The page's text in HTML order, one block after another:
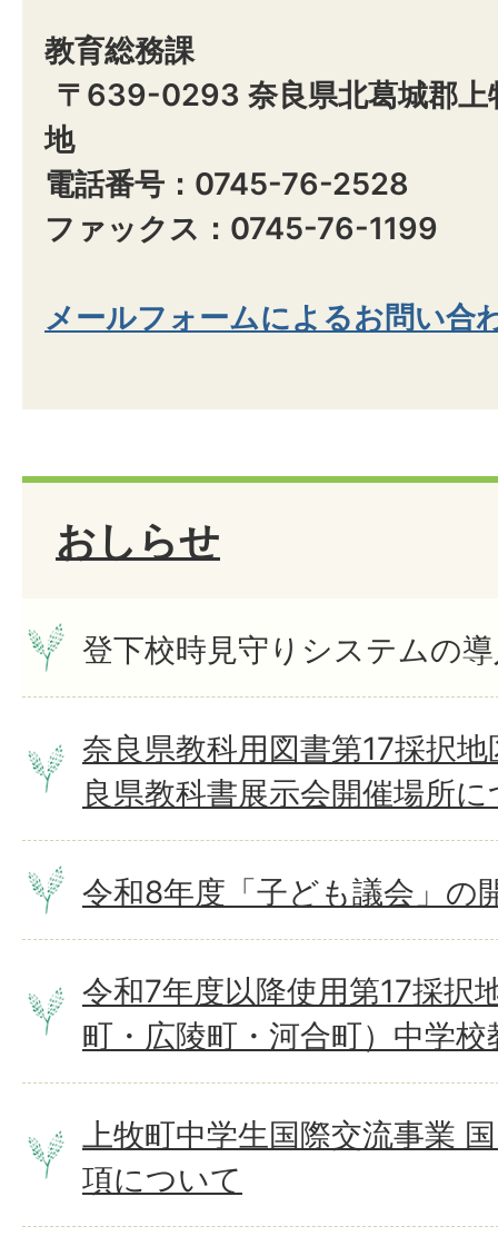
教育総務課
〒639-0293 奈良県北葛城郡
地
電話番号：0745-76-2528
ファックス：0745-76-1199
メールフォームによるお問い合
おしらせ
登下校時見守りシステムの
奈良県教科用図書第17採択
良県教科書展示会開催場所
令和8年度「子ども議会」の
令和7年度以降使用第17採択
町・広陵町・河合町）中学
上牧町中学生国際交流事業
項について